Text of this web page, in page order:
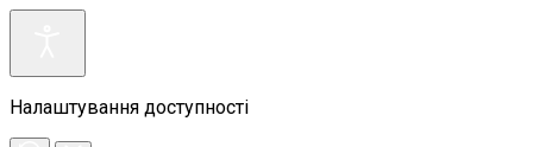
Налаштування доступності